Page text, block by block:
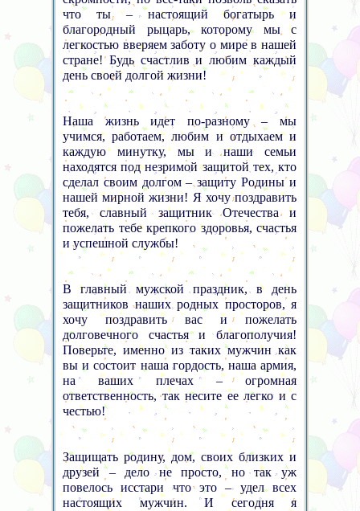
что ты – настоящий богатырь и
благородный рыцарь, которому мы с
легкостью вверяем заботу о мире в нашей
стране! Будь счастлив и любим каждый
день своей долгой жизни!
Наша жизнь идет по-разному – мы
учимся, работаем, любим и отдыхаем и
каждую минутку, мы и наши семьи
находятся под незримой защитой тех, кто
сделал своим долгом – защиту Родины и
нашей мирной жизни! Я хочу поздравить
тебя, славный защитник Отечества и
пожелать тебе крепкого здоровья, счастья
и успешной службы!
В главный мужской праздник, в день
защитников наших родных просторов, я
хочу поздравить вас и пожелать
долговечного счастья и благополучия!
Поверьте, именно из таких мужчин как
вы и состоит наша гордость, наша армия,
на ваших плечах – огромная
ответственность, так несите ее легко и с
честью!
Защищать родину, дом, своих близких и
друзей – дело не просто, но так уж
повелось исстари что это – удел всех
настоящих мужчин. И сегодня я